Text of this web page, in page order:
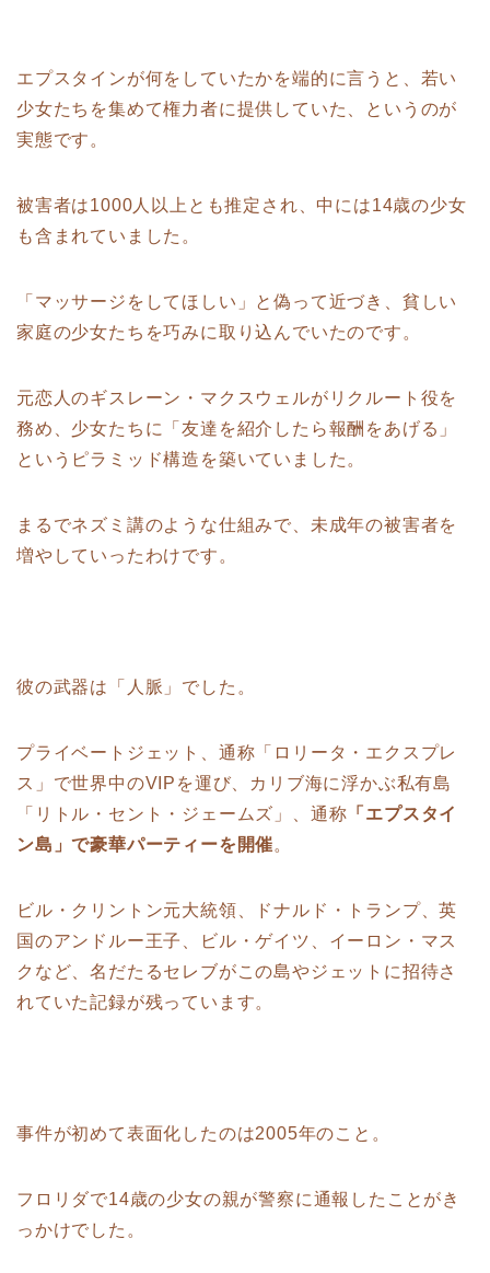
エプスタインが何をしていたかを端的に言うと、若い
少女たちを集めて権力者に提供していた、というのが
実態です。
被害者は1000人以上とも推定され、中には14歳の少女
も含まれていました。
「マッサージをしてほしい」と偽って近づき、貧しい
家庭の少女たちを巧みに取り込んでいたのです。
元恋人のギスレーン・マクスウェルがリクルート役を
務め、少女たちに「友達を紹介したら報酬をあげる」
というピラミッド構造を築いていました。
まるでネズミ講のような仕組みで、未成年の被害者を
増やしていったわけです。
彼の武器は「人脈」でした。
プライベートジェット、通称「ロリータ・エクスプレ
ス」で世界中のVIPを運び、カリブ海に浮かぶ私有島
「リトル・セント・ジェームズ」、通称 「エプスタイ
ン島」で豪華パーティーを開催。
ビル・クリントン元大統領、ドナルド・トランプ、英
国のアンドルー王子、ビル・ゲイツ、イーロン・マス
クなど、名だたるセレブがこの島やジェットに招待さ
れていた記録が残っています。
事件が初めて表面化したのは2005年のこと。
フロリダで14歳の少女の親が警察に通報したことがき
っかけでした。